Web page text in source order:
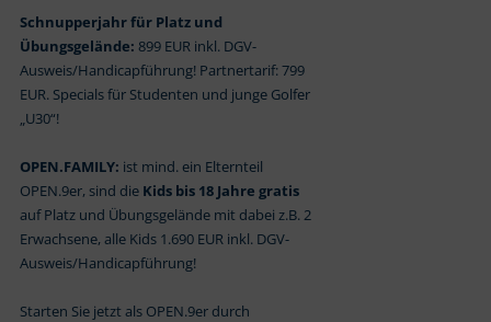
Schnupperjahr für Platz und
Übungsgelände: 899 EUR inkl. DGV-
Ausweis/Handicapführung! Partnertarif: 799
EUR. Specials für Studenten und junge Golfer
„U30“!
OPEN.FAMILY: ist mind. ein Elternteil
OPEN.9er, sind die Kids bis 18 Jahre gratis
auf Platz und Übungsgelände mit dabei z.B. 2
Erwachsene, alle Kids 1.690 EUR inkl. DGV-
Ausweis/Handicapführung!
Starten Sie jetzt als OPEN.9er durch